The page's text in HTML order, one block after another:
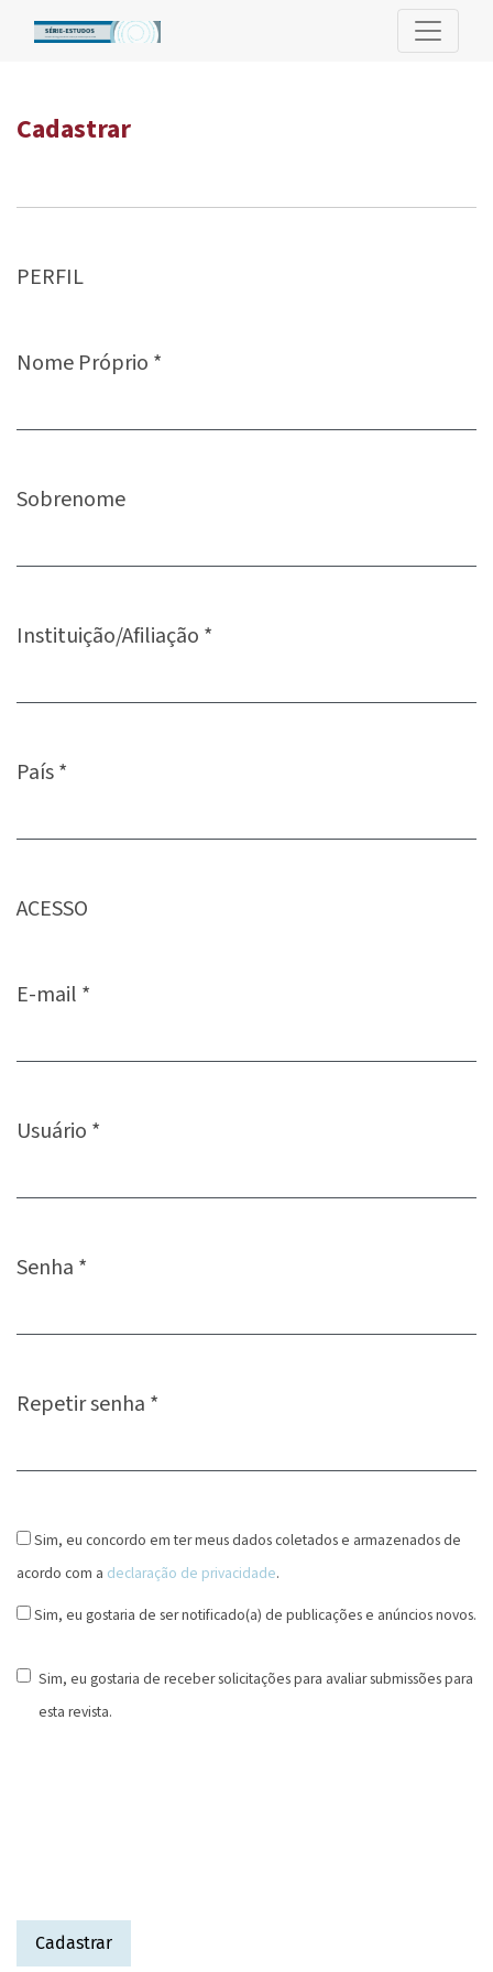
Cadastrar
PERFIL
Nome Próprio *
Sobrenome
Instituição/Afiliação *
País*
ACESSO
E-mail *
Usuário *
Senha *
Repetir senha *
acordo com a declaração de privacidade.
Sim, eu gostaria de ser notificado(a) de publicações e anúncios novos.
Sim, eu gostaria de receber solicitações para avaliar submissões para
esta revista.
Cadastrar